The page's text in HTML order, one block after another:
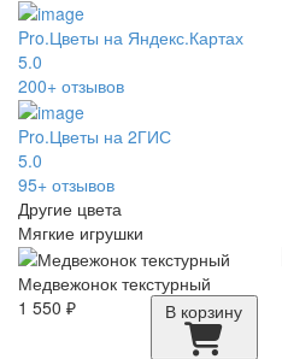
Pro.Цветы на Яндекс.Картах
5.0
200+ отзывов
Pro.Цветы на 2ГИС
5.0
95+ отзывов
Другие цвета
Мягкие игрушки
Медвежонок текстурный
1 550 ₽
В корзину